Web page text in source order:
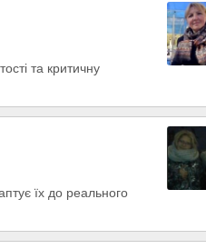
та критичну
їх до реального